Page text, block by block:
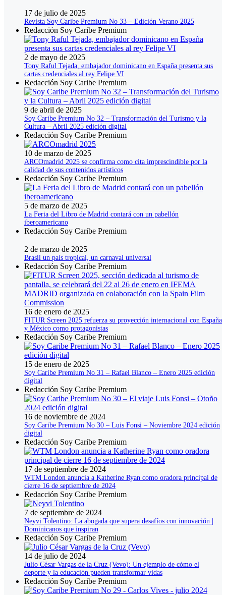
17 de julio de 2025
Revista Soy Caribe Premium No 33 – Edición Verano 2025
Redacción Soy Caribe Premium
2 de mayo de 2025
Tony Raful Tejada, embajador dominicano en España presenta sus
cartas credenciales al rey Felipe VI
Redacción Soy Caribe Premium
9 de abril de 2025
Soy Caribe Premium No 32 – Transformación del Turismo y la
Cultura – Abril 2025 edición digital
Redacción Soy Caribe Premium
10 de marzo de 2025
ARCOmadrid 2025 se confirma como cita imprescindible por la
calidad de sus contenidos artísticos
Redacción Soy Caribe Premium
5 de marzo de 2025
La Feria del Libro de Madrid contará con un pabellón
iberoamericano
Redacción Soy Caribe Premium
2 de marzo de 2025
Brasil un país tropical, un carnaval universal
Redacción Soy Caribe Premium
16 de enero de 2025
FITUR Screen 2025 refuerza su proyección internacional con España
y México como protagonistas
Redacción Soy Caribe Premium
15 de enero de 2025
Soy Caribe Premium No 31 – Rafael Blanco – Enero 2025 edición
digital
Redacción Soy Caribe Premium
16 de noviembre de 2024
Soy Caribe Premium No 30 – Luis Fonsi – Noviembre 2024 edición
digital
Redacción Soy Caribe Premium
17 de septiembre de 2024
WTM London anuncia a Katherine Ryan como oradora principal de
cierre 16 de septiembre de 2024
Redacción Soy Caribe Premium
7 de septiembre de 2024
Neyvi Tolentino: La abogada que supera desafíos con innovación |
Dominicanos que inspiran
Redacción Soy Caribe Premium
14 de julio de 2024
Julio César Vargas de la Cruz (Vevo): Un ejemplo de cómo el
deporte y la educación pueden transformar vidas
Redacción Soy Caribe Premium